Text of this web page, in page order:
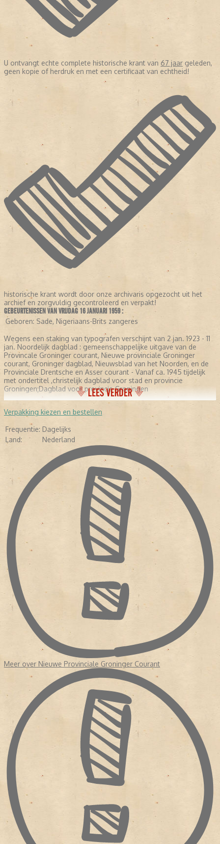
U ontvangt echte complete historische krant van 67 jaar geleden,
geen kopie of herdruk en met een certificaat van echtheid!
historische krant wordt door onze archivaris opgezocht uit het
archief en zorgvuldig gecontroleerd en verpakt!
GEBEURTENISSEN VAN VRIJDAG 16 JANUARI 1959 :
Geboren: Sade, Nigeriaans-Brits zangeres
Wegens een staking van typografen verschijnt van 2 jan. 1923 - 11
jan. Noordelijk dagblad : gemeenschappelijke uitgave van de
Provincale Groninger courant, Nieuwe provinciale Groninger
courant, Groninger dagblad, Nieuwsblad van het Noorden, en de
Provinciale Drentsche en Asser courant - Vanaf ca. 1945 tijdelijk
met ondertitel ,christelijk dagblad voor stad en provincie
Groningen;Dagblad voor provincie Groningen
LEES VERDER
Verpakking kiezen en bestellen
Frequentie: Dagelijks
Land:
Nederland
Meer over Nieuwe Provinciale Groninger Courant